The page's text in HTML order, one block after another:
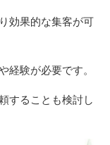
効果的な集客が可
経験が必要です。
することも検討し